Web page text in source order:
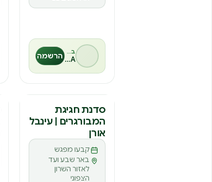
הרשמה
ס
סדנת חגיגת
המבורגרים | עינבל
אורן
קבעו מפגש
באר שבע ועד
לאזור השרון
הצפוני